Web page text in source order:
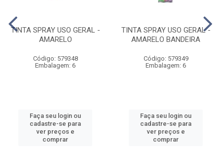
TINTA SPRAY USO GERAL -
AMARELO
Código: 579348
Embalagem: 6
Faça seu login ou
cadastre-se para
ver preços e
comprar
TINTA SPRAY USO GERAL -
AMARELO BANDEIRA
Código: 579349
Embalagem: 6
Faça seu login ou
cadastre-se para
ver preços e
comprar